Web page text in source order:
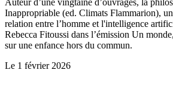
Inappropriable (ed. Climats Flammarion),
relation entre l’homme et l'intelligence
Rebecca Fitoussi dans l’émission Un
sur une enfance hors du commun.
Le 1 février 2026